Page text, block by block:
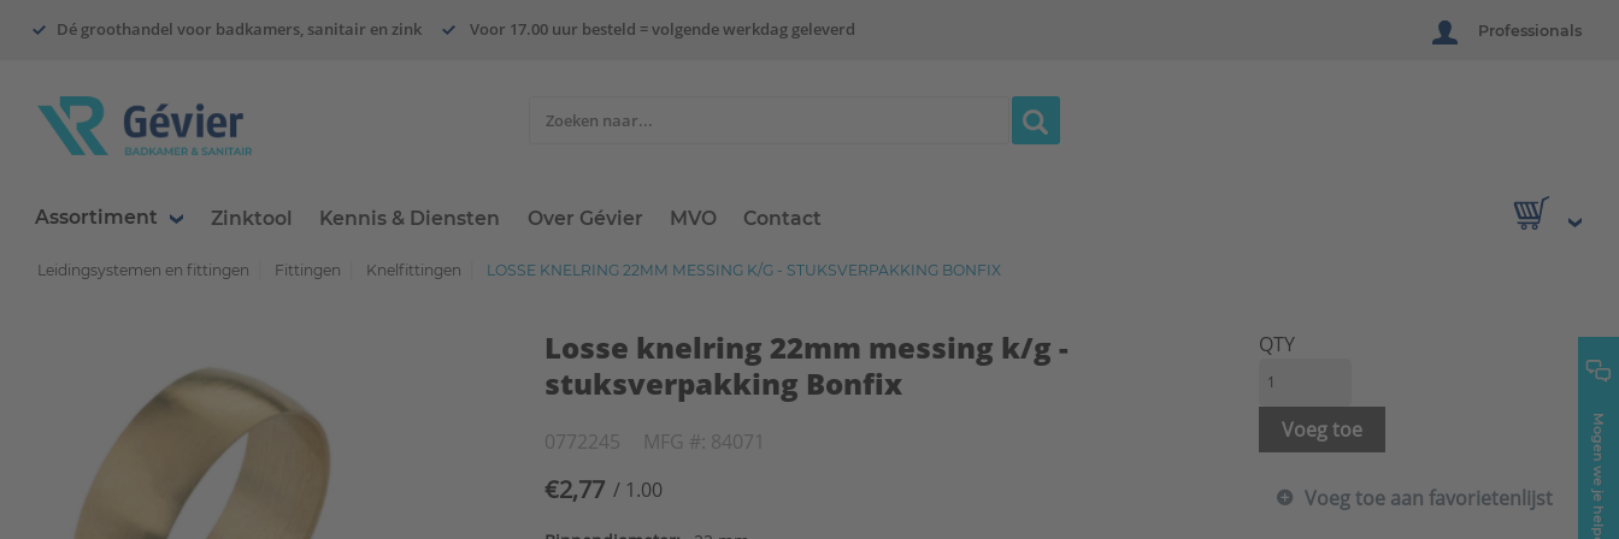
Dé groothandel voor badkamers, sanitair en zink Voor 17.00 uur besteld = volgende werkdag geleverd Professionals
Assortiment Zinktool Kennis & Diensten Over Gévier MVO Contact
Mogen we je helpen?
Leidingsystemen en fittingen Fittingen Knelfittingen LOSSE KNELRING 22MM MESSING K/G - STUKSVERPAKKING BONFIX
Losse knelring 22mm messing k/g -
stuksverpakking Bonfix
0772245 MFG #: 84071
€2,77 / 1.00
QTY
Voeg toe
Voeg toe aan favorietenlijst